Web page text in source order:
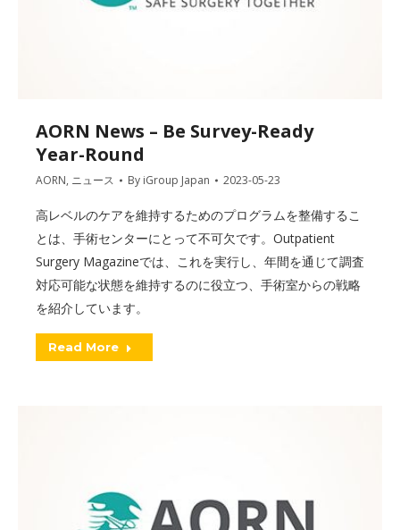
AORN News – Be Survey-Ready
Year-Round
AORN, ニュース By iGroup Japan 2023-05-23
高レベルのケアを維持するためのプログラムを整備するこ
とは、手術センターにとって不可欠です。Outpatient
Surgery Magazineでは、これを実行し、年間を通じて調査
対応可能な状態を維持するのに役立つ、手術室からの戦略
を紹介しています。
Read More